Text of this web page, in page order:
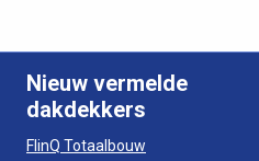
Nieuw vermelde
dakdekkers
FlinQ Totaalbouw